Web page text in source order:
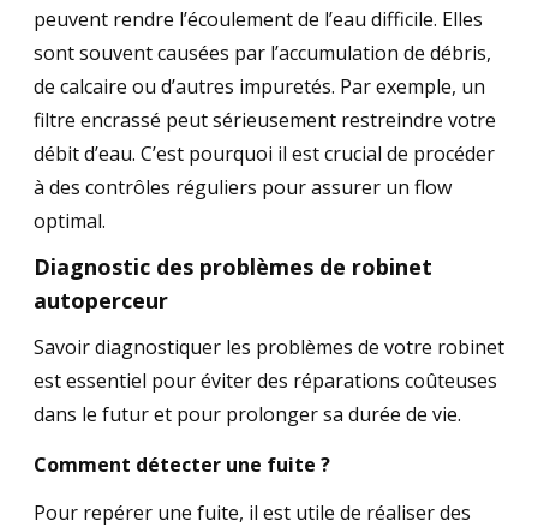
peuvent rendre l’écoulement de l’eau difficile. Elles
sont souvent causées par l’accumulation de débris,
de calcaire ou d’autres impuretés. Par exemple, un
filtre encrassé peut sérieusement restreindre votre
débit d’eau. C’est pourquoi il est crucial de procéder
à des contrôles réguliers pour assurer un flow
optimal.
Diagnostic des problèmes de robinet
autoperceur
Savoir diagnostiquer les problèmes de votre robinet
est essentiel pour éviter des réparations coûteuses
dans le futur et pour prolonger sa durée de vie.
Comment détecter une fuite ?
Pour repérer une fuite, il est utile de réaliser des